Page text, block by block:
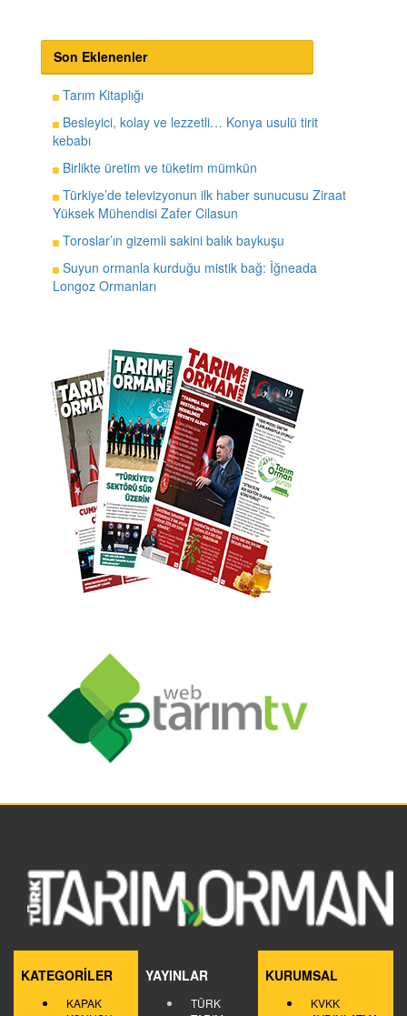
Son Eklenenler
Tarım Kitaplığı
Besleyici, kolay ve lezzetli… Konya usulü tirit
kebabı
Birlikte üretim ve tüketim mümkün
Türkiye’de televizyonun ilk haber sunucusu Ziraat
Yüksek Mühendisi Zafer Cilasun
Toroslar’ın gizemli sakini balık baykuşu
Suyun ormanla kurduğu mistik bağ: İğneada
Longoz Ormanları
KATEGORİLER
KAPAK
YAYINLAR
TÜRK
KURUMSAL
KVKK